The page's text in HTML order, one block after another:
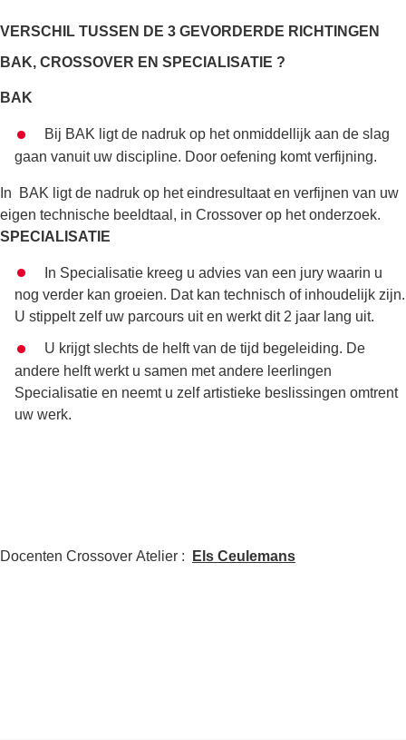
VERSCHIL TUSSEN DE 3 GEVORDERDE RICHTINGEN
BAK, CROSSOVER EN SPECIALISATIE ?
BAK
Bij BAK ligt de nadruk op het onmiddellijk aan de slag
gaan vanuit uw discipline. Door oefening komt verfijning.
In BAK ligt de nadruk op het eindresultaat en verfijnen van uw
eigen technische beeldtaal, in Crossover op het onderzoek.
SPECIALISATIE
In Specialisatie kreeg u advies van een jury waarin u
nog verder kan groeien. Dat kan technisch of inhoudelijk zijn.
U stippelt zelf uw parcours uit en werkt dit 2 jaar lang uit.
U krijgt slechts de helft van de tijd begeleiding. De
andere helft werkt u samen met andere leerlingen
Specialisatie en neemt u zelf artistieke beslissingen omtrent
uw werk.
Docenten Crossover Atelier : Els Ceulemans